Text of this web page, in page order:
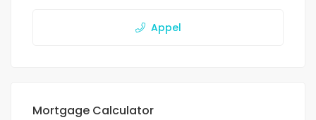
Appel
Mortgage Calculator